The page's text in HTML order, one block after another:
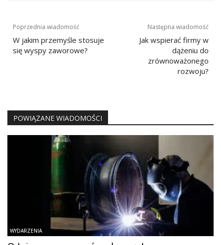
Nawigacja
wpisu
Poprzednia wiadomość
W jakim przemyśle stosuje
się wyspy zaworowe?
Następna wiadomość
Jak wspierać firmy w
dążeniu do
zrównoważonego
rozwoju?
POWIĄZANE WIADOMOŚCI
WYDARZENIA